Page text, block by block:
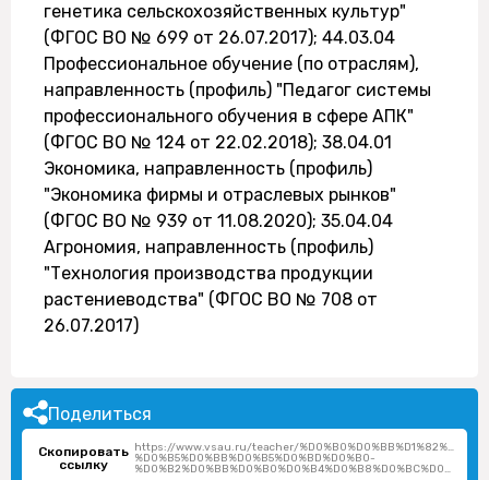
генетика сельскохозяйственных культур"
(ФГОС ВО № 699 от 26.07.2017); 44.03.04
Профессиональное обучение (по отраслям),
направленность (профиль) "Педагог системы
профессионального обучения в сфере АПК"
(ФГОС ВО № 124 от 22.02.2018); 38.04.01
Экономика, направленность (профиль)
"Экономика фирмы и отраслевых рынков"
(ФГОС ВО № 939 от 11.08.2020); 35.04.04
Агрономия, направленность (профиль)
"Технология производства продукции
растениеводства" (ФГОС ВО № 708 от
26.07.2017)
Поделиться
Скопировать
ссылку
https://www.vsau.ru/teacher/
%D0%B5%D0%BB%D0%B5%D0%BD%D0%B0-
%D0%B2%D0%BB%D0%B0%D0%B4%D0%B8%D0%BC%D0%B8%D1%80%D0%BE%D0%B2%D0%BD%D0%B0/